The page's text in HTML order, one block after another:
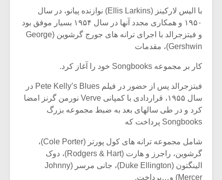
با الیس لارکینز (Ellis Larkins) نوازنده پیانو، در سال
۱۹۵۰ و همکاری مجدد آنها در سال ۱۹۵۴ بسیار موفق بود
و فیتزجرالد با اجرای ترانه های جورج گرشوین (George
Gershwin)، مقدمات
کار بر مجموعه Songbooks خود را آغاز کرد.
فیتزجرالد پس از حضور در فیلم Pete Kelly’s Blues در
سال ۱۹۵۵، قراردادی با کمپانی Verve نورمن گرنز امضا
کرد و در طی سالهای بعد به ضبط مجموعه بزرگ
Songbooks پرداخت که
شامل مجموعه ترانه های کول پورتر (Cole Porter)،
گرشوین، راجرز و هارت (Rodgers & Hart)، دوک
الینگتون (Duke Ellington)، جانی مرسر (Johnny
Mercer) و…پرداخت.
میکلوش روژا
یادداشتی بر موسیقی
متن فیلم «متری
شیش و نیم»
مشهورترین باشی،
بدنام ترین باش
موریس ژار
موسیقی
موسیقی